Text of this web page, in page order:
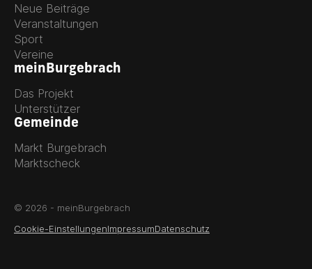
Neue Beiträge
Veranstaltungen
Sport
Vereine
meinBurgebrach
Das Projekt
Unterstützer
Gemeinde
Markt Burgebrach
Marktscheck
© 2026 - meinBurgebrach
Cookie-EinstellungenImpressumDatenschutz